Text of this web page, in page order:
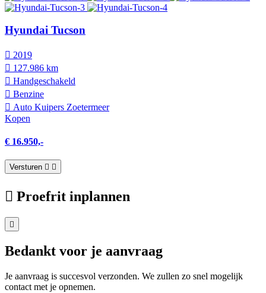
Hyundai Tucson
2019
127.986 km
Hand­geschakeld
Benzine
Auto Kuipers Zoetermeer
Kopen
€ 16.950,-
Versturen
Proefrit inplannen
Bedankt voor je aanvraag
Je aanvraag is succesvol verzonden. We zullen zo snel mogelijk
contact met je opnemen.